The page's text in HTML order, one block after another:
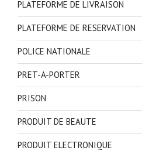
PLATEFORME DE LIVRAISON
PLATEFORME DE RESERVATION
POLICE NATIONALE
PRET-A-PORTER
PRISON
PRODUIT DE BEAUTE
PRODUIT ELECTRONIQUE